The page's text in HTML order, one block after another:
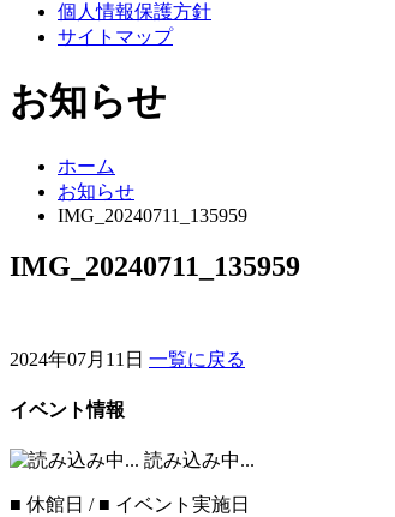
個人情報保護方針
サイトマップ
お知らせ
ホーム
お知らせ
IMG_20240711_135959
IMG_20240711_135959
2024年07月11日 一覧に戻る
イベント情報
読み込み中...
■ 休館日 / ■ イベント実施日